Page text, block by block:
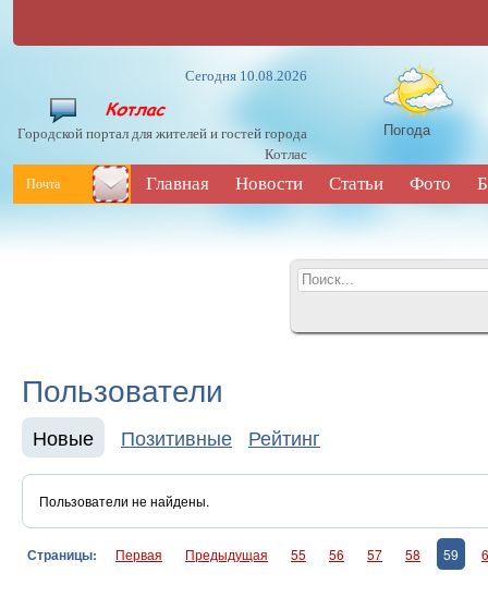
Сегодня 10.08.2026
Городской портал для жителей и гостей города
Котлас
Погода
Почта Главная Новости Статьи Фото
Пользователи
Новые Позитивные Рейтинг
Пользователи не найдены.
Страницы: Первая Предыдущая 55 56 57 58 59